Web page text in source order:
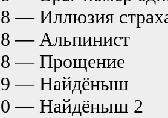
— Иллюзия
— Альпинист
— Прощение
— Найдёныш
— Найдёныш 2